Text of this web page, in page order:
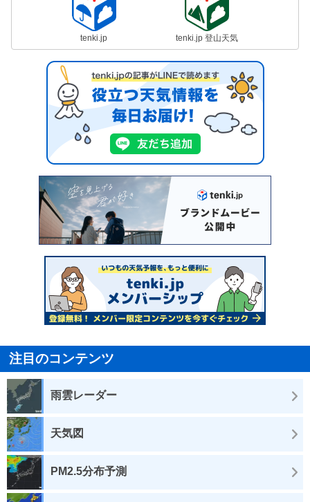
tenki.jp tenki.jp 登山天気
注目のコンテンツ
雨雲レーダー
天気図
PM2.5分布予測